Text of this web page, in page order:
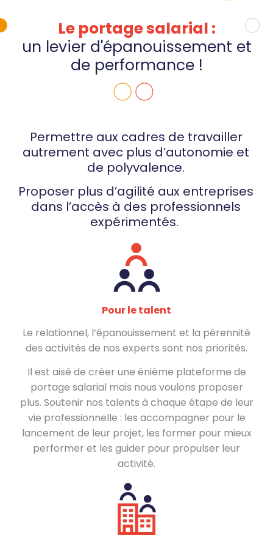
Le portage salarial :
un levier d'épanouissement et
de performance !
Permettre aux cadres de travailler
autrement avec plus d’autonomie et
de polyvalence.
Proposer plus d’agilité aux entreprises
dans l’accès à des professionnels
expérimentés.
Pour le talent
Le relationnel, l’épanouissement et la pérennité
des activités de nos experts sont nos priorités.
Il est aisé de créer une énième plateforme de
portage salarial mais nous voulons proposer
plus. Soutenir nos talents à chaque étape de leur
vie professionnelle : les accompagner pour le
lancement de leur projet, les former pour mieux
performer et les guider pour propulser leur
activité.